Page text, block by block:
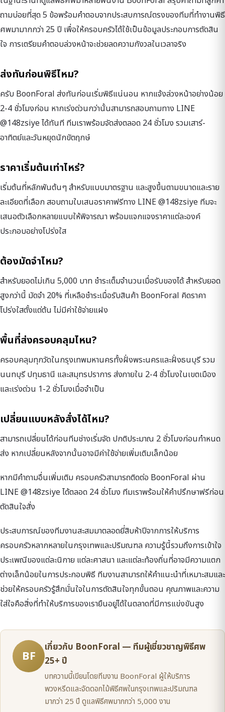
ถามบ่อยที่สุด 5 ข้อพร้อมคำตอบจากประสบการณ์ตรงของทีมที่ทำงานพิธี
ศพมามากกว่า 25 ปี เพื่อให้ครอบครัวได้ใช้เป็นข้อมูลประกอบการตัดสิน
ใจ การเตรียมคำตอบล่วงหน้าจะช่วยลดความกังวลในเวลาจริง
ส่งทันก่อนพิธีไหม?
ครับ BoonForal ส่งทันก่อนเริ่มพิธีแน่นอน หากแจ้งล่วงหน้าอย่างน้อย
2-4 ชั่วโมงก่อน หากเร่งด่วนกว่านั้นสามารถสอบถามทาง LINE
@148zsiye ได้ทันที ทีมเราพร้อมจัดส่งตลอด 24 ชั่วโมง รวมเสาร์-
อาทิตย์และวันหยุดนักขัตฤกษ์
ราคาเริ่มต้นเท่าไหร่?
เริ่มต้นที่หลักพันต้นๆ สำหรับแบบมาตรฐาน และสูงขึ้นตามขนาดและราย
ละเอียดที่เลือก สอบถามใบเสนอราคาฟรีทาง LINE @148zsiye ทีมจะ
เสนอตัวเลือกหลายแบบให้พิจารณา พร้อมแจกแจงราคาแต่ละองค์
ประกอบอย่างโปร่งใส
ต้องมัดจำไหม?
สำหรับยอดไม่เกิน 5,000 บาท ชำระเต็มจำนวนเมื่อรับของได้ สำหรับยอด
สูงกว่านี้ มัดจำ 20% ที่เหลือชำระเมื่อรับสินค้า BoonForal คิดราคา
โปร่งใสตั้งแต่ต้น ไม่มีค่าใช้จ่ายแฝง
พื้นที่ส่งครอบคลุมไหน?
ครอบคลุมทุกวัดในกรุงเทพมหานครทั้งฝั่งพระนครและฝั่งธนบุรี รวม
นนทบุรี ปทุมธานี และสมุทรปราการ ส่งภายใน 2-4 ชั่วโมงในเขตเมือง
และเร่งด่วน 1-2 ชั่วโมงเมื่อจำเป็น
เปลี่ยนแบบหลังสั่งได้ไหม?
สามารถเปลี่ยนได้ก่อนทีมช่างเริ่มจัด ปกติประมาณ 2 ชั่วโมงก่อนกำหนด
ส่ง หากเปลี่ยนหลังจากนั้นอาจมีค่าใช้จ่ายเพิ่มเติมเล็กน้อย
หากมีคำถามอื่นเพิ่มเติม ครอบครัวสามารถติดต่อ BoonForal ผ่าน
LINE @148zsiye ได้ตลอด 24 ชั่วโมง ทีมเราพร้อมให้คำปรึกษาฟรีก่อน
ตัดสินใจสั่ง
ประสบการณ์ของทีมงานสะสมมาตลอดยี่สิบห้าปีจากการให้บริการ
ครอบครัวหลากหลายในกรุงเทพและปริมณฑล ความรู้นี้รวมถึงการเข้าใจ
ประเพณีของแต่ละนิกาย แต่ละศาสนา และแต่ละท้องถิ่นที่อาจมีความแตก
ต่างเล็กน้อยในการประกอบพิธี ทีมงานสามารถให้คำแนะนำที่เหมาะสมและ
ช่วยให้ครอบครัวรู้สึกมั่นใจในการตัดสินใจทุกขั้นตอน คุณภาพและความ
ใส่ใจคือสิ่งที่ทำให้บริการของเรายืนอยู่ได้ในตลาดที่มีการแข่งขันสูง
BF
เกี่ยวกับ BoonForal — ทีมผู้เชี่ยวชาญพิธีศพ
25+ ปี
บทความนี้เขียนโดยทีมงาน BoonForal ผู้ให้บริการ
พวงหรีดและจัดดอกไม้พิธีศพในกรุงเทพและปริมณฑล
มากว่า 25 ปี ดูแลพิธีศพมากกว่า 5,000 งาน